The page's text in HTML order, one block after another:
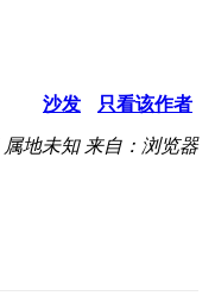
沙发 只看该作者
属地未知 来自：浏览器